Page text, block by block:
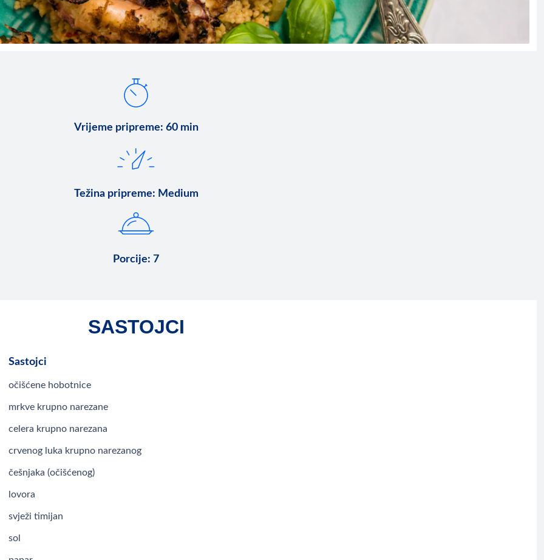
Vrijeme pripreme: 60 min
Težina pripreme: Medium
Porcije: 7
SASTOJCI
Sastojci
očišćene hobotnice
mrkve krupno narezane
celera krupno narezana
crvenog luka krupno narezanog
češnjaka (očišćenog)
lovora
svježi timijan
sol